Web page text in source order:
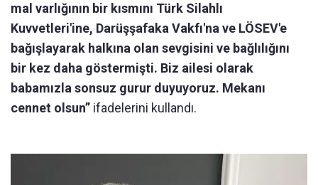
mal varlığının bir kısmını Türk Silahlı
Kuvvetleri'ine, Darüşşafaka Vakfı'na ve LÖSEV'e
bağışlayarak halkına olan sevgisini ve bağlılığını
bir kez daha göstermişti. Biz ailesi olarak
babamızla sonsuz gurur duyuyoruz. Mekanı
cennet olsun” ifadelerini kullandı.